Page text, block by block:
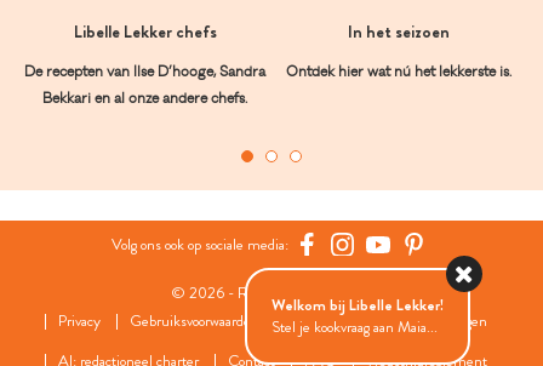
Libelle Lekker chefs
De recepten van Ilse D’hooge, Sandra
Bekkari en al onze andere chefs.
In het seizoen
Ontdek hier wat nú het lekkerste is.
Volg ons ook op sociale media:
© 2026 - Roularta Media Group
Privacy
Gebruiksvoorwaarden Cookies
Cookies instellingen
AI: redactioneel charter
Contact FAQ Wedstrijdreglement
Welkom bij Libelle Lekker!
Stel je kookvraag aan Maia...